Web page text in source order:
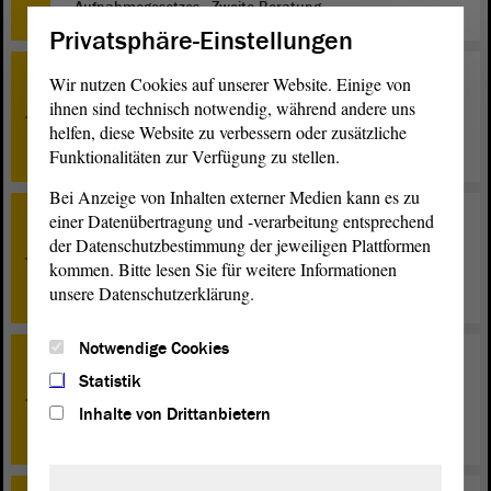
Aufnahmegesetzes - Zweite Beratung
TOP 11
Entwurf eines Gesetzes zum Staatsvertrag zur
Aufgabenerfüllung nach dem
Barrierefreiheitsstärkungsgesetz - Erste Beratung
TOP 12
Gesellschaftlicher Verantwortung gerecht werden!
Aufnahmebedingungen gestalten - Kommunen
entlasten - Integrationsarbeit sichern - Zweite Beratung
Bürgerrat "Potenziale des längeren gemeinsamen
Lernens für die Bildungsgerechtigkeit" einsetzen -
Privatsphäre-Einstellungen
Wir nutzen Cookies auf unserer Website. Einige von
ihnen sind technisch notwendig, während andere uns
helfen, diese Website zu verbessern oder zusätzliche
Funktionalitäten zur Verfügung zu stellen.
Bei Anzeige von Inhalten externer Medien kann es zu
einer Datenübertragung und -verarbeitung entsprechend
der Datenschutzbestimmung der jeweiligen Plattformen
kommen. Bitte lesen Sie für weitere Informationen
unsere Datenschutzerklärung.
Notwendige Cookies
Statistik
Inhalte von Drittanbietern